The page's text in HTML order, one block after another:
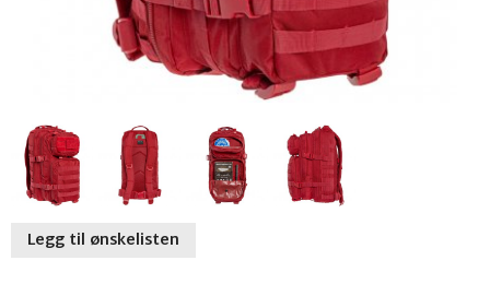
Legg til ønskelisten